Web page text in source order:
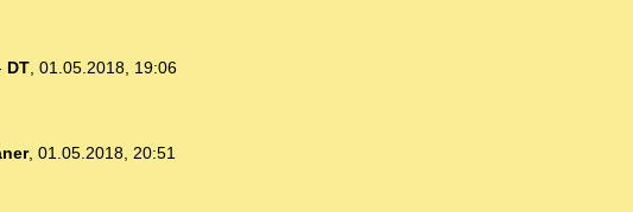
DT, 01.05.2018, 19:06
, 01.05.2018, 20:51